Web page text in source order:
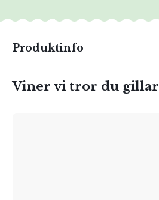
Produktinfo
Viner vi tror du gillar